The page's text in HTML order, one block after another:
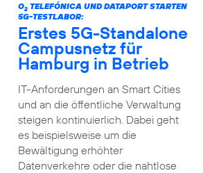
O2TELEFÓNICA UND DATAPORT STARTEN
5G-TESTLABOR:
Erstes 5G-Standalone
Campusnetz für
Hamburg in Betrieb
IT-Anforderungen an Smart Cities
und an die öffentliche Verwaltung
steigen kontinuierlich. Dabei geht
es beispielsweise um die
Bewältigung erhöhter
Datenverkehre oder die nahtlose